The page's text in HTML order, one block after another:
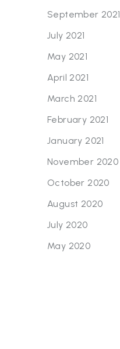
September 2021
July 2021
May 2021
April 2021
March 2021
February 2021
January 2021
November 2020
October 2020
August 2020
July 2020
May 2020